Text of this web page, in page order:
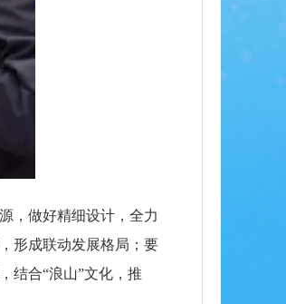
，做好精细设计，全力
形成联动发展格局；要
结合“浪山”文化，推